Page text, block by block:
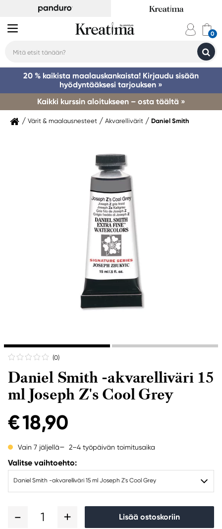
20 % kaikista maalauskankaista! Kirjaudu sisään
hyödyntääksesi tarjouksen »
Kaikki kurssin aloitukseen – osta täältä »
Värit & maalausnesteet Akvarellivärit Daniel Smith
(0)
Daniel Smith -akvarelliväri 15
ml Joseph Z's Cool Grey
€ 18,90
Vain 7 jäljellä 2–4 työpäivän toimitusaika
Valitse vaihtoehto:
Daniel Smith -akvarelliväri 15 ml Joseph Z's Cool Grey
1 Lisää ostoskoriin